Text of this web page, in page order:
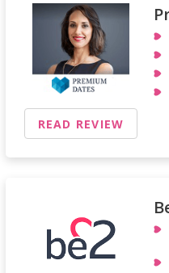
READ REVIEW